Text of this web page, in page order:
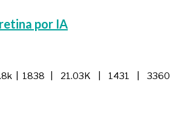
por IA
| 1838 | 21.03K | 1431 | 3360